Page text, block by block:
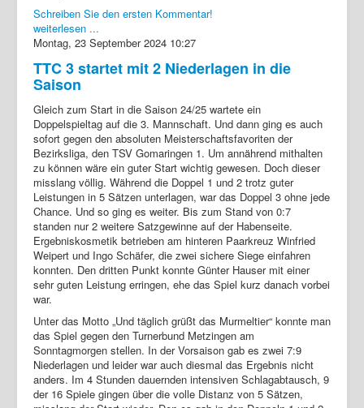
Schreiben Sie den ersten Kommentar!
weiterlesen ...
Montag, 23 September 2024 10:27
TTC 3 startet mit 2 Niederlagen in die
Saison
Gleich zum Start in die Saison 24/25 wartete ein
Doppelspieltag auf die 3. Mannschaft. Und dann ging es auch
sofort gegen den absoluten Meisterschaftsfavoriten der
Bezirksliga, den TSV Gomaringen 1. Um annährend mithalten
zu können wäre ein guter Start wichtig gewesen. Doch dieser
misslang völlig. Während die Doppel 1 und 2 trotz guter
Leistungen in 5 Sätzen unterlagen, war das Doppel 3 ohne jede
Chance. Und so ging es weiter. Bis zum Stand von 0:7
standen nur 2 weitere Satzgewinne auf der Habenseite.
Ergebniskosmetik betrieben am hinteren Paarkreuz Winfried
Weipert und Ingo Schäfer, die zwei sichere Siege einfahren
konnten. Den dritten Punkt konnte Günter Hauser mit einer
sehr guten Leistung erringen, ehe das Spiel kurz danach vorbei
war.
Unter das Motto „Und täglich grüßt das Murmeltier“ konnte man
das Spiel gegen den Turnerbund Metzingen am
Sonntagmorgen stellen. In der Vorsaison gab es zwei 7:9
Niederlagen und leider war auch diesmal das Ergebnis nicht
anders. Im 4 Stunden dauernden intensiven Schlagabtausch, 9
der 16 Spiele gingen über die volle Distanz von 5 Sätzen,